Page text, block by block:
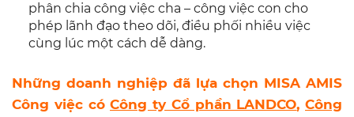
phân chia công việc cha – công việc con cho
phép lãnh đạo theo dõi, điều phối nhiều việc
cùng lúc một cách dễ dàng.
Những doanh nghiệp đã lựa chọn MISA AMIS
Công việc cóCông ty Cổ phần LANDCO, Công